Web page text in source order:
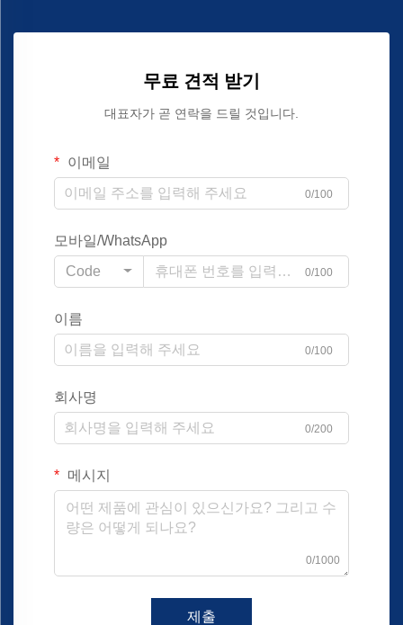
무료 견적 받기
대표자가 곧 연락을 드릴 것입니다.
이메일
0/100
모바일/WhatsApp
Code
0/100
이름
0/100
회사명
0/200
메시지
0/1000
제출